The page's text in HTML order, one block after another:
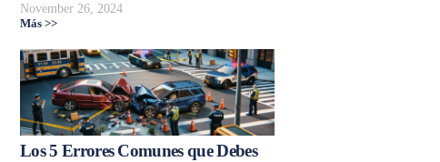
November 26, 2024
Más >>
Los 5 Errores Comunes que Debes